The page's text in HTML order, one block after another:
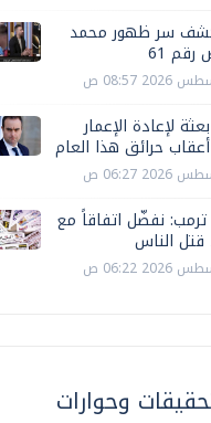
سر ظهور محمد
61
لإعادة الإعمار
حرائق هذا العام
نفضّل اتفاقاً مع
قتل الناس
وحوارات